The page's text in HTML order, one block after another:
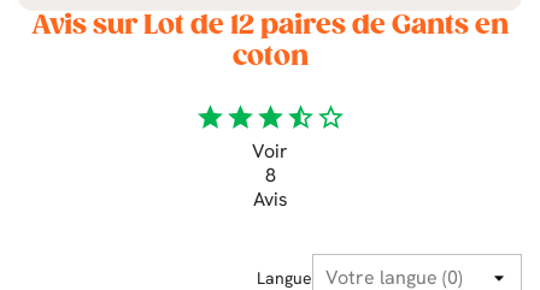
Avis sur Lot de 12 paires de Gants en
coton
starstarstarstar_halfstar_border
Voir
8
Avis
Langue